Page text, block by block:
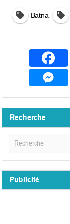
Batna ,
Recherche
Publicité